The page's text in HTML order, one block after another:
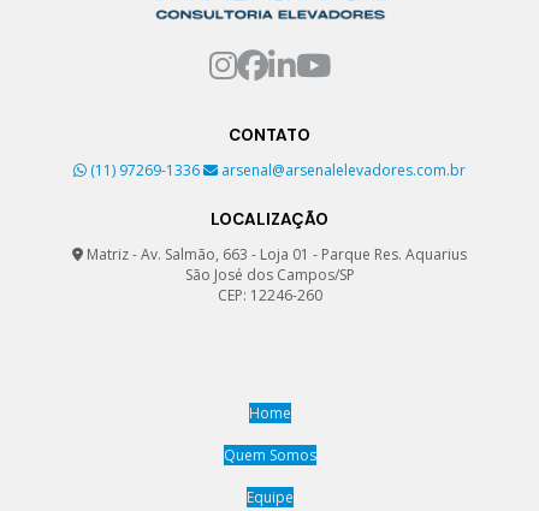
Soluções em elevadores
Consultoria e suporte para elevadores
Consultoria para manutenção de elevadores
Consultoria para manutenção preventiva de elevadores
Consultoria para serviços de elevadores
Contratos de manutenção de elevadores
CONTATO
(11) 97269-1336
arsenal@arsenalelevadores.com.br
LOCALIZAÇÃO
Matriz - Av. Salmão, 663 - Loja 01 - Parque Res. Aquarius
São José dos Campos/SP
CEP: 12246-260
Home
Quem Somos
Equipe